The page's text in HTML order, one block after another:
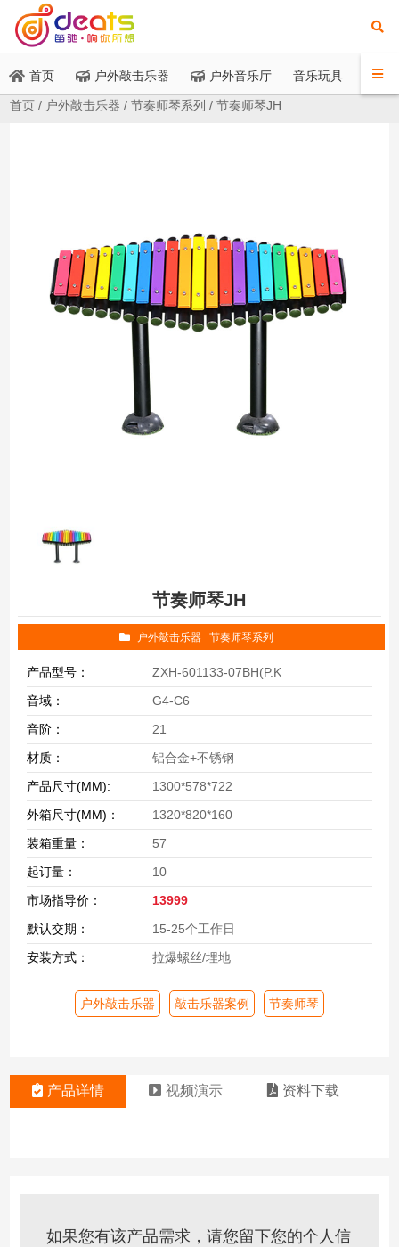
首页 户外敲击乐器 户外音乐厅 音乐玩具
首页 / 户外敲击乐器 /节奏师琴系列 / 节奏师琴JH
节奏师琴JH
户外敲击乐器 节奏师琴系列
产品型号：
ZXH-601133-07BH(P.K
音域：
G4-C6
音阶：
21
材质：
铝合金+不锈钢
产品尺寸(MM):
1300*578*722
外箱尺寸(MM)：
1320*820*160
装箱重量：
57
起订量：
10
市场指导价：
13999
默认交期：
15-25个工作日
安装方式：
拉爆螺丝/埋地
户外敲击乐器 敲击乐器案例 节奏师琴
产品详情 视频演示 资料下载
如果您有该产品需求，请您留下您的个人信